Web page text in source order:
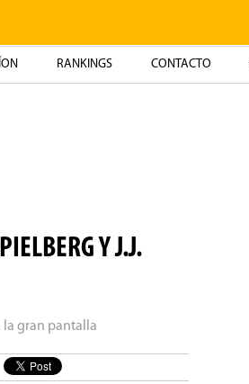
RANKINGS CONTACTO
Y J.J.
la gran pantalla